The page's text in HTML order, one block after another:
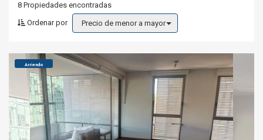
8 Propiedades encontradas
Ordenar por
Precio de menor a mayor
Arriendo